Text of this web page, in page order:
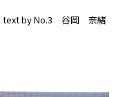
text by No.3 谷岡 奈緒